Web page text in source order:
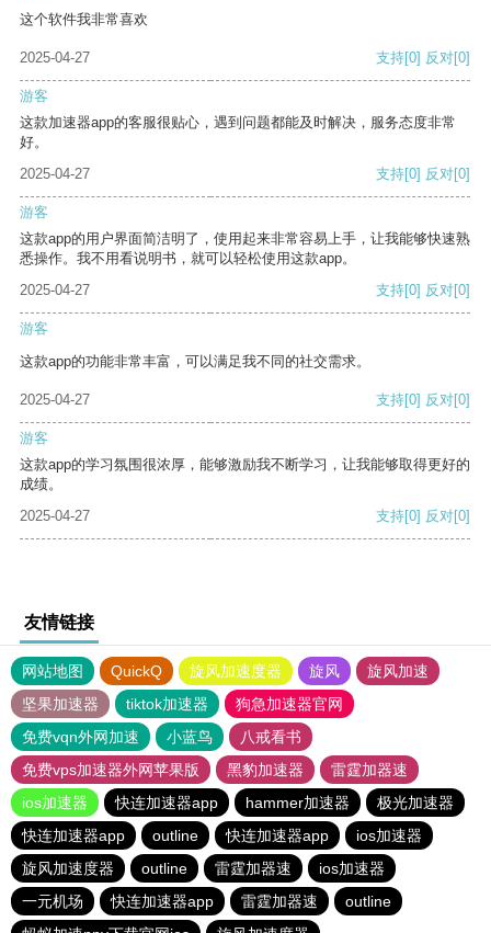
这个软件我非常喜欢
2025-04-27 支持[0] 反对[0]
游客
这款加速器app的客服很贴心，遇到问题都能及时解决，服务态度非常
好。
2025-04-27
支持[0] 反对[0]
游客
这款app的用户界面简洁明了，使用起来非常容易上手，让我能够快速熟
悉操作。我不用看说明书，就可以轻松使用这款app。
2025-04-27
支持[0] 反对[0]
游客
这款app的功能非常丰富，可以满足我不同的社交需求。
2025-04-27 支持[0] 反对[0]
游客
这款app的学习氛围很浓厚，能够激励我不断学习，让我能够取得更好的
成绩。
2025-04-27
支持[0] 反对[0]
友情链接
网站地图 QuickQ 旋风加速度器 旋风
旋风加速
坚果加速器
tiktok加速器
狗急加速器官网
免费vqn外网加速
小蓝鸟
八戒看书
免费vps加速器外网苹果版
黑豹加速器
雷霆加器速
ios加速器
快连加速器app hammer加速器
极光加速器
快连加速器app
outline 快连加速器app
ios加速器
旋风加速度器
outline 雷霆加器速
ios加速器
一元机场
快连加速器app 雷霆加器速
outline